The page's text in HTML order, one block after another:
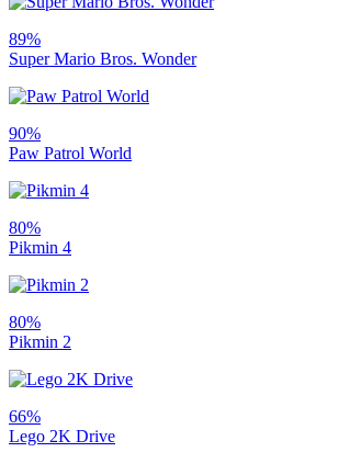
89%
Super Mario Bros. Wonder
90%
Paw Patrol World
80%
Pikmin 4
80%
Pikmin 2
66%
Lego 2K Drive